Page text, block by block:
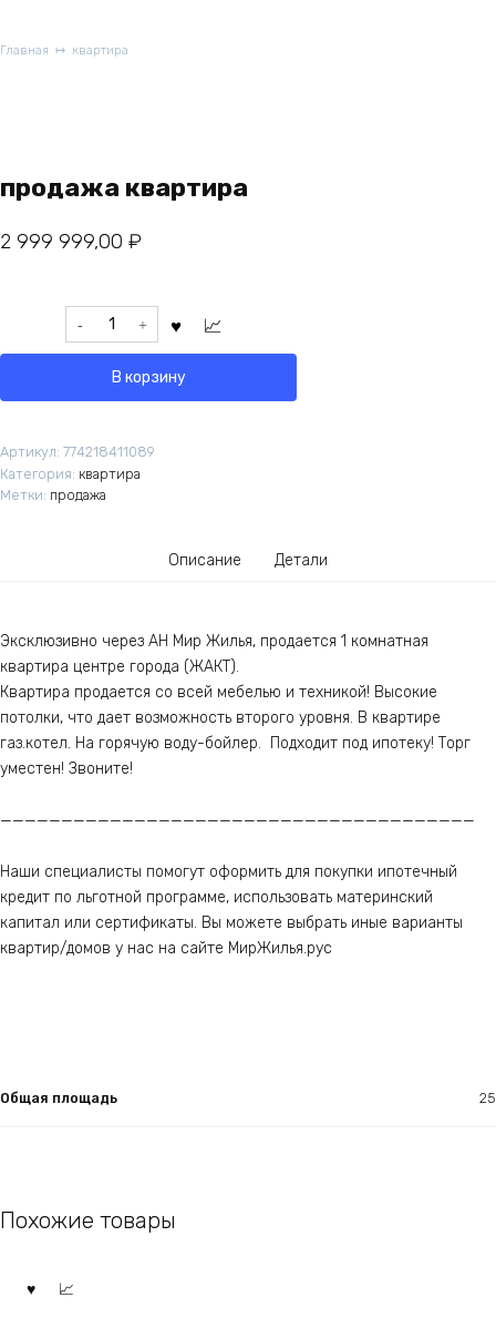
Главная квартира
продажа квартира
2 999 999,00 ₽
В корзину
Артикул: 774218411089
Категория: квартира
Метки: продажа
Описание Детали
Эксклюзивно через АН Мир Жилья, продается 1 комнатная
квартира центре города (ЖАКТ).
Квартира продается со всей мебелью и техникой! Высокие
потолки, что дает возможность второго уровня. В квартире
газ.котел. На горячую воду-бойлер. Подходит под ипотеку! Торг
уместен! Звоните!
———————————————————————————————————————
Наши специалисты помогут оформить для покупки ипотечный
кредит по льготной программе, использовать материнский
капитал или сертификаты. Вы можете выбрать иные варианты
квартир/домов у нас на сайте МирЖилья.рус
Общая площадь 25
Похожие товары